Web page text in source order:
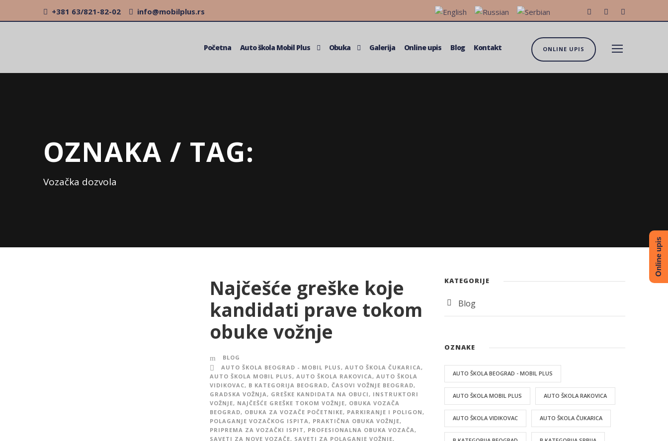
+381 63/821-82-02 info@mobilplus.rs
Početna Auto škola Mobil Plus Obuka Galerija Online upis Blog Kontakt ONLINE UPIS
OZNAKA / TAG:
Vozačka dozvola
Najčešće greške koje
kandidati prave tokom
obuke vožnje
BLOG
AUTO ŠKOLA BEOGRAD - MOBIL PLUS, AUTO ŠKOLA ČUKARICA,
AUTO ŠKOLA MOBIL PLUS, AUTO ŠKOLA RAKOVICA, AUTO ŠKOLA
VIDIKOVAC, B KATEGORIJA BEOGRAD, ČASOVI VOŽNJE BEOGRAD,
GRADSKA VOŽNJA, GREŠKE KANDIDATA NA OBUCI, INSTRUKTORI
VOŽNJE, NAJČEŠĆE GREŠKE TOKOM VOŽNJE, OBUKA VOZAČA
BEOGRAD, OBUKA ZA VOZAČE POČETNIKE, PARKIRANJE I POLIGON,
POLAGANJE VOZAČKOG ISPITA, PRAKTIČNA OBUKA VOŽNJE,
PRIPREMA ZA VOZAČKI ISPIT, PROFESIONALNA OBUKA VOZAČA,
SAVETI ZA NOVE VOZAČE, SAVETI ZA POLAGANJE VOŽNJE,
KATEGORIJE
Blog
OZNAKE
AUTO ŠKOLA BEOGRAD - MOBIL PLUS
AUTO ŠKOLA MOBIL PLUS AUTO ŠKOLA RAKOVICA
AUTO ŠKOLA VIDIKOVAC AUTO ŠKOLA ČUKARICA
Online upis